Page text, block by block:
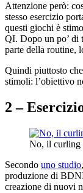
Attenzione però:
stesso esercizio
questi giochi è
QI. Dopo un po’ di
parte della routine,
Quindi piuttosto
stimoli: l’obiettivo
2 –
No, il curling
Secondo uno studio
produzione di
creazione di nuovi